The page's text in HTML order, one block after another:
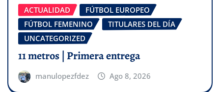
ACTUALIDAD
FÚTBOL EUROPEO
FÚTBOL FEMENINO
TITULARES DEL DÍA
UNCATEGORIZED
11 metros | Primera entrega
manulopezfdez Ago 8, 2026